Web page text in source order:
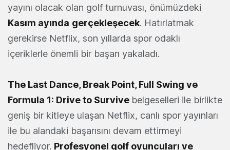
yayını olacak olan golf turnuvası, önümüzdeki
Kasım ayında gerçekleşecek. Hatırlatmak
gerekirse Netflix, son yıllarda spor odaklı
içeriklerle önemli bir başarı yakaladı.
The Last Dance, Break Point, Full Swing ve
Formula 1: Drive to Survive belgeselleri ile birlikte
geniş bir kitleye ulaşan Netflix, canlı spor yayınları
ile bu alandaki başarısını devam ettirmeyi
hedefliyor. Profesyonel golf oyuncuları ve